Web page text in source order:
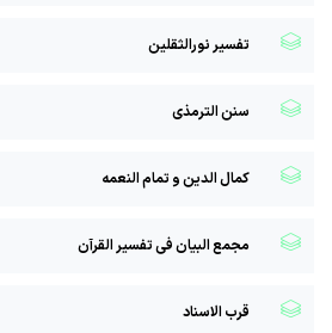
تفسیر نورالثقلین
سنن الترمذی
کمال الدین و تمام النعمه
مجمع البیان فی تفسیر القرآن
قرب الاسناد